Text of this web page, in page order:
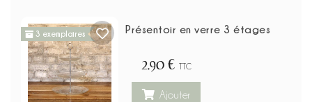
3 exemplaires Présentoir en verre 3 étages
2,90 € TTC
Ajouter